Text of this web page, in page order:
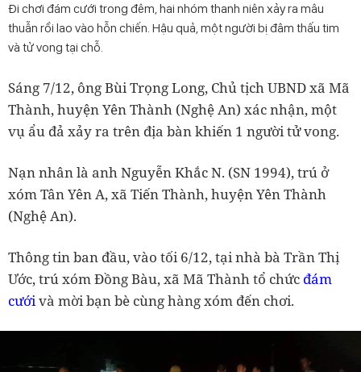
Đi chơi đám cưới trong đêm, hai nhóm thanh niên xảy ra mâu
thuẫn rồi lao vào hỗn chiến. Hậu quả, một người bị đâm thấu tim
và tử vong tại chỗ.
Sáng 7/12, ông Bùi Trọng Long, Chủ tịch UBND xã Mã
Thành, huyện Yên Thành (Nghệ An) xác nhận, một
vụ ẩu đả xảy ra trên địa bàn khiến 1 người tử vong.
Nạn nhân là anh Nguyễn Khắc N. (SN 1994), trú ở
xóm Tân Yên A, xã Tiến Thành, huyện Yên Thành
(Nghệ An).
Thông tin ban đầu, vào tối 6/12, tại nhà bà Trần Thị
Ước, trú xóm Đồng Bàu, xã Mã Thành tổ chức đám
cướivà mời bạn bè cùng hàng xóm đến chơi.